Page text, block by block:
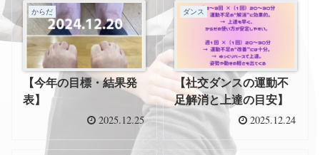
からだ
【今年の目標・結果発
表】
2025.12.25
ダンス
【社交ダンスの運動不
足解消と上達の目安】
2025.12.24